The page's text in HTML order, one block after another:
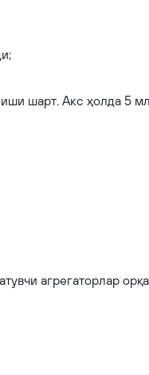
шарт. Акс ҳолда 5
агрегаторлар